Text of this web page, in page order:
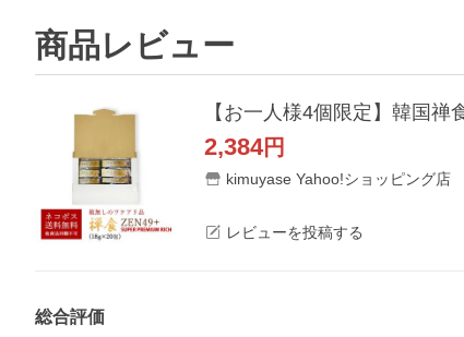
商品レビュー
2,384円
kimuyase Yahoo!ショッピング店
レビューを投稿する
総合評価